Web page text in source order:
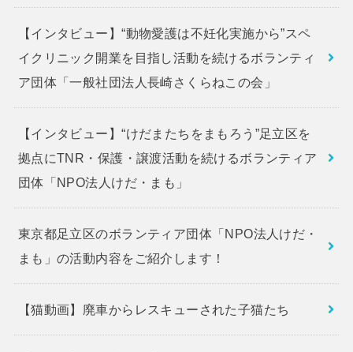
【インタビュー】“動物愛護は不妊化実施から”スペ
イクリニック開業を目指し活動を続けるボランティ
ア団体「一般社団法人長崎さくらねこの会」
【インタビュー】“けだまたちをまもろう”足立区を
拠点にTNR・保護・譲渡活動を続けるボランティア
団体「NPO法人けだ・まも」
東京都足立区のボランティア団体「NPO法人けだ・
まも」の活動内容をご紹介します！
【猫動画】廃車からレスキューされた子猫たち